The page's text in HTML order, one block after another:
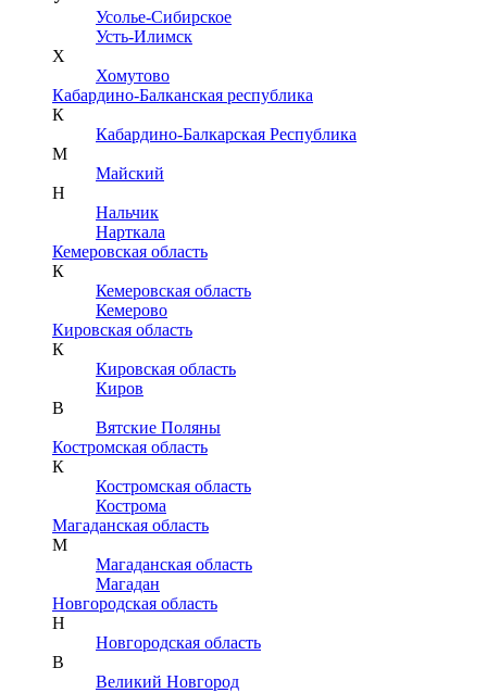
Усолье-Сибирское
Усть-Илимск
Х
Хомутово
Кабардино-Балканская республика
К
Кабардино-Балкарская Республика
М
Майский
Н
Нальчик
Нарткала
Кемеровская область
К
Кемеровская область
Кемерово
Кировская область
К
Кировская область
Киров
В
Вятские Поляны
Костромская область
К
Костромская область
Кострома
Магаданская область
М
Магаданская область
Магадан
Новгородская область
Н
Новгородская область
В
Великий Новгород